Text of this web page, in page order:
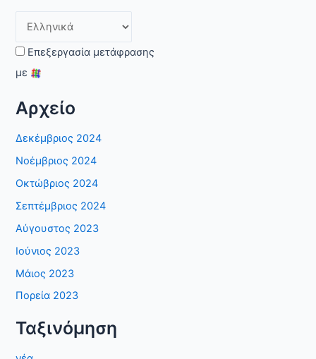
Επεξεργασία μετάφρασης
με
Αρχείο
Δεκέμβριος 2024
Νοέμβριος 2024
Οκτώβριος 2024
Σεπτέμβριος 2024
Αύγουστος 2023
Ιούνιος 2023
Μάιος 2023
Πορεία 2023
Ταξινόμηση